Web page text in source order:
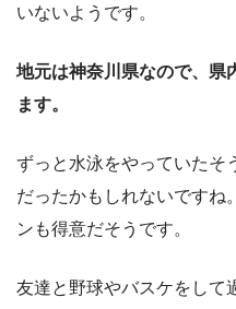
いないようです。
地元は神奈川県なので、県
ます。
ずっと水泳をやっていたそ
だったかもしれないですね
ンも得意だそうです。
友達と野球やバスケをして